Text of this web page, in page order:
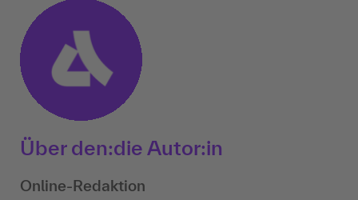
Über den:die Autor:in
Online-Redaktion